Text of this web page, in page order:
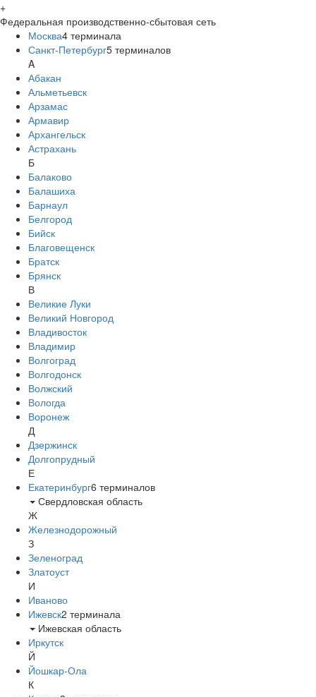
+
Федеральная производственно-сбытовая сеть
Москва4 терминала
Санкт-Петербург5 терминалов
A
Абакан
Альметьевск
Арзамас
Армавир
Архангельск
Астрахань
Б
Балаково
Балашиха
Барнаул
Белгород
Бийск
Благовещенск
Братск
Брянск
В
Великие Луки
Великий Новгород
Владивосток
Владимир
Волгоград
Волгодонск
Волжский
Вологда
Воронеж
Д
Дзержинск
Долгопрудный
Е
Екатеринбург6 терминалов
Свердловская область
Ж
Железнодорожный
З
Зеленоград
Златоуст
И
Иваново
Ижевск2 терминала
Ижевская область
Иркутск
Й
Йошкар-Ола
К